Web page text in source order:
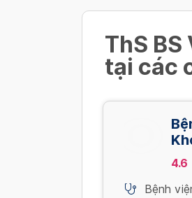
ThS
tại các
4.6
Bệnh